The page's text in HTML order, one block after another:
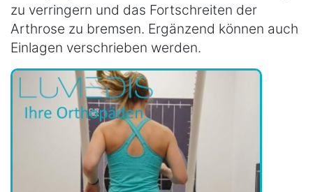
zu verringern und das Fortschreiten der
Arthrose zu bremsen. Ergänzend können auch
Einlagen verschrieben werden.